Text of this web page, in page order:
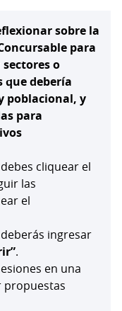
sobre la
para
o
que debería
poblacional, y
para
cliquear el
las
el
deberás ingresar
.
en una
propuestas